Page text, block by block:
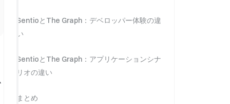
SentioとThe Graph：デベロッパー体験の違
い
SentioとThe Graph：アプリケーションシナ
リオの違い
まとめ